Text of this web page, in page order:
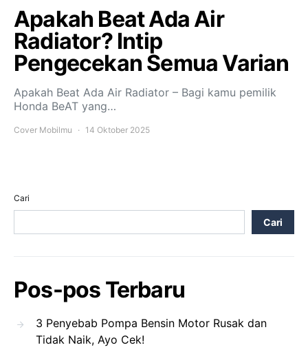
Apakah Beat Ada Air
Radiator? Intip
Pengecekan Semua Varian
Apakah Beat Ada Air Radiator – Bagi kamu pemilik
Honda BeAT yang…
Cover Mobilmu 14 Oktober 2025
Cari
Cari
Pos-pos Terbaru
3 Penyebab Pompa Bensin Motor Rusak dan
Tidak Naik, Ayo Cek!